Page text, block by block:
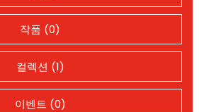
작품 (0)
컬렉션 (1)
이벤트 (0)